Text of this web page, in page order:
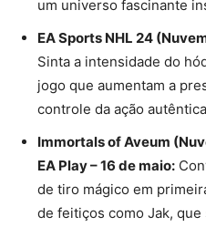
um universo fascinante
EA Sports NHL 24
Sinta a intensidade do
jogo que aumentam a
controle da ação
Immortals of Aveum
EA Play – 16 de maio:
de tiro mágico em
de feitiços como Jak,